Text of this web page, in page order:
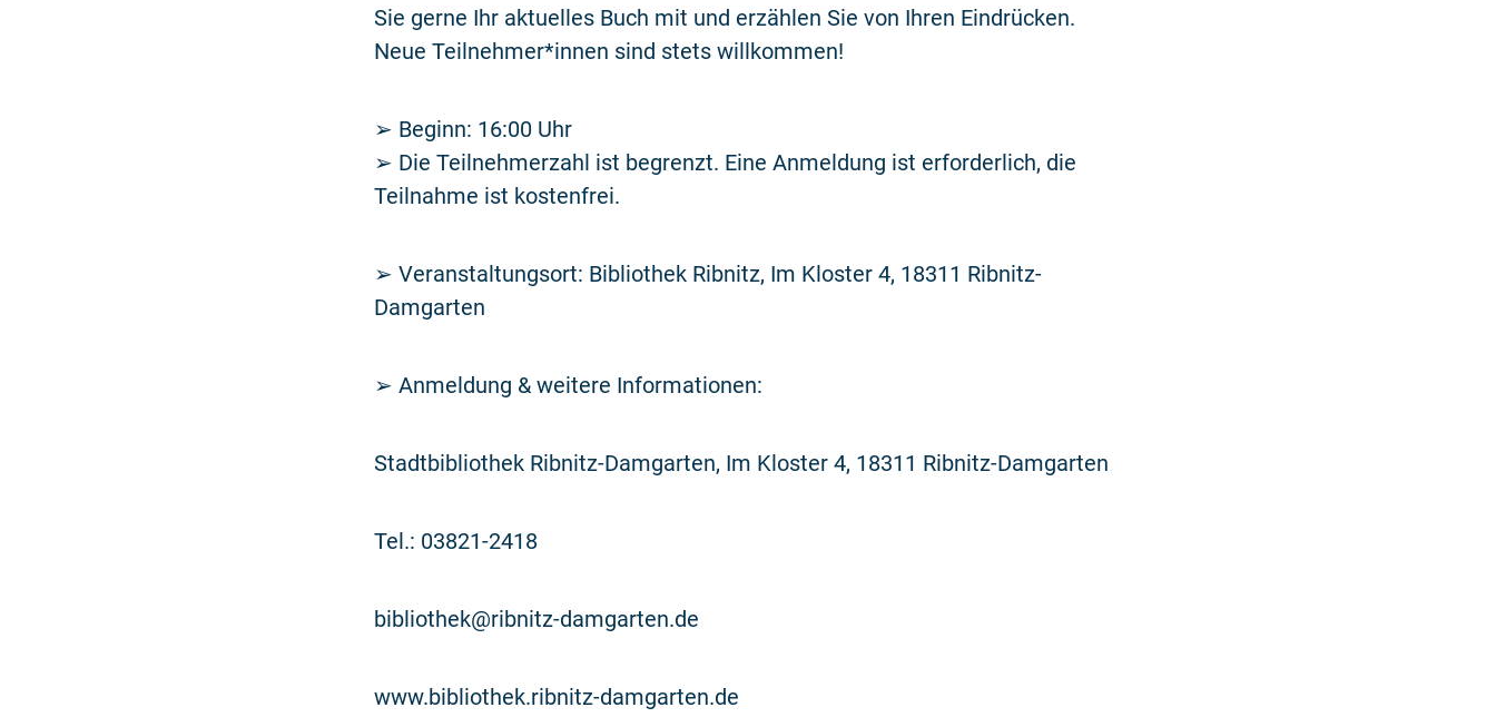
Sie gerne Ihr aktuelles Buch mit und erzählen Sie von Ihren Eindrücken.
Neue Teilnehmer*innen sind stets willkommen!
➢ Beginn: 16:00 Uhr
➢ Die Teilnehmerzahl ist begrenzt. Eine Anmeldung ist erforderlich, die
Teilnahme ist kostenfrei.
➢ Veranstaltungsort: Bibliothek Ribnitz, Im Kloster 4, 18311 Ribnitz-
Damgarten
➢ Anmeldung & weitere Informationen:
Stadtbibliothek Ribnitz-Damgarten, Im Kloster 4, 18311 Ribnitz-Damgarten
Tel.: 03821-2418
bibliothek@ribnitz-damgarten.de
www.bibliothek.ribnitz-damgarten.de